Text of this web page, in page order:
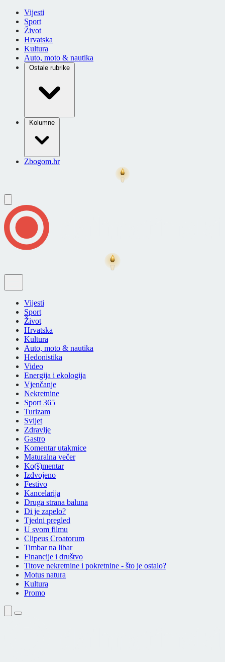
Vijesti
Sport
Život
Hrvatska
Kultura
Auto, moto & nautika
Ostale rubrike
Kolumne
Zbogom.hr
Vijesti
Sport
Život
Hrvatska
Kultura
Auto, moto & nautika
Hedonistika
Video
Energija i ekologija
Vjenčanje
Nekretnine
Sport 365
Turizam
Svijet
Zdravlje
Gastro
Komentar utakmice
Maturalna večer
Ko(š)mentar
Izdvojeno
Festivo
Kancelarija
Druga strana baluna
Di je zapelo?
Tjedni pregled
U svom filmu
Clipeus Croatorum
Timbar na libar
Financije i društvo
Titove nekretnine i pokretnine - što je ostalo?
Motus natura
Kultura
Promo